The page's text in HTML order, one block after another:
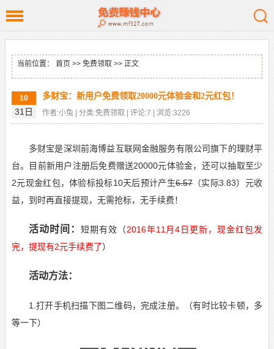
当前位置： 首页 >> 免费领取 >> 正文
10
31日
多财宝：新用户免费领取20000元体验金和2元红包！
作者:小兔 | 分类:免费领取 | 评论:7 | 浏览:3226
多财宝是深圳前海博益互联网金融服务有限公司旗下的理财平
台。目前新用户注册后免费赠送20000元体验金，还可以抽取至少
2元现金红包，体验标投标10天后预计产生6.57（实际3.83）元收
益，到时再直接提现，无需抢标，无手续费！
活动时间： 短期有效（2016年11月4日更新，现金红包发
完，提现有2元手续费了）
活动方法：
1.打开手机扫描下图二维码，完成注册。（有时比较卡顿，多
等一下）